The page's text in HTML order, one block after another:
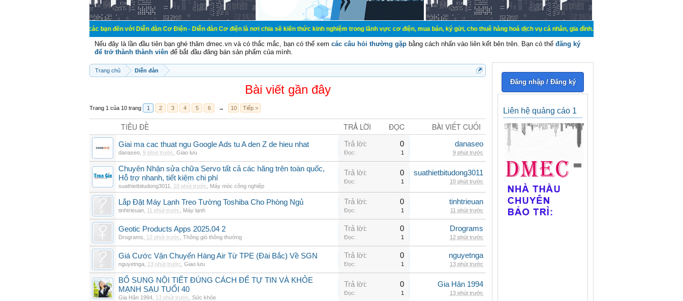
Chào mừng các bạn đến với Diễn đàn Cơ Điện - Diễn đàn Cơ điện là nơi chia sẽ kiến thức kinh nghiệm trong lãnh vực cơ điện, mua bán, ký gửi, cho thuê hàng hoá dịch vụ cá nhân, gia đình. Mua bán, ký gửi, cho thuê thiết bị hệ
Nếu đây là lần đầu tiên bạn ghé thăm dmec.vn và có thắc mắc, bạn có thể xem các câu hỏi thường gặp bằng cách nhấn vào liên kết bên trên. Bạn có thể đăng ký
để trở thành thành viên để bắt đầu đăng bán sản phẩm của mình.
Trang chủ Diễn đàn
Bài viết gần đây
Trang 1 của 10 trang 1 2 3 4 5 6 → 10 Tiếp >
TIÊU ĐỀ TRẢ LỜI ĐỌC BÀI VIẾT CUỐI
Giai ma cac thuat ngu Google Ads tu A den Z de hieu nhat
danaseo 9 phút trước Giao lưu
Trả lời: 0
Đọc: 1
danaseo
9 phút trước
Chuyên Nhận sửa chữa Servo tất cả các hãng trên toàn quốc,
Hỗ trợ nhanh, tiết kiệm chi phí
suathietbitudong3011 10 phút trước Máy móc công nghiệp
Trả lời: 0
Đọc: 1
suathietbitudong3011
10 phút trước
Lắp Đặt Máy Lạnh Treo Tường Toshiba Cho Phòng Ngủ
tinhtrieuan 11 phút trước Máy lạnh
Trả lời: 0
Đọc: 1
tinhtrieuan
11 phút trước
Geotic Products Apps 2025.04 2
Drograms 12 phút trước Thông gió thông thường
Trả lời: 0
Đọc: 1
Drograms
12 phút trước
Giá Cước Vận Chuyển Hàng Air Từ TPE (Đài Bắc) Về SGN
nguyetnga 13 phút trước Giao lưu
Trả lời: 0
Đọc: 1
nguyetnga
13 phút trước
BỔ SUNG NỘI TIẾT ĐÚNG CÁCH ĐỂ TỰ TIN VÀ KHỎE
MẠNH SẠU TUỔI 40
Gia Hân 1994 13 phút trước Sức khỏe
Trả lời: 0
Đọc: 1
Gia Hân 1994
13 phút trước
Đăng nhập / Đăng ký
Liên hệ quảng cáo 1